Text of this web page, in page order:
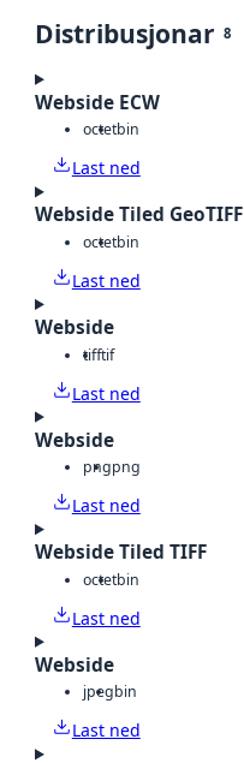
Distribusjonar 8
Webside ECW
octetbin
Last ned
Webside Tiled GeoTIFF
octetbin
Last ned
Webside
tifftif
Last ned
Webside
pngpng
Last ned
Webside Tiled TIFF
octetbin
Last ned
Webside
jpegbin
Last ned